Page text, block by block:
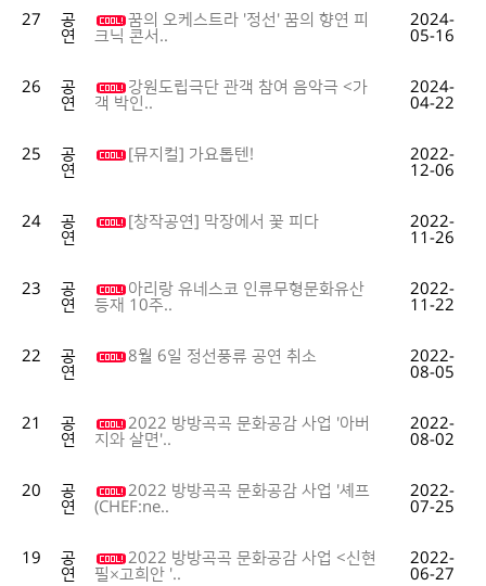
27
공
연
꿈의 오케스트라 '정선' 꿈의 향연 피
크닉 콘서..
2024-
05-16
26
공
연
강원도립극단 관객 참여 음악극 <가
객 박인..
2024-
04-22
25
공
연
[뮤지컬] 가요톱텐!
2022-
12-06
24
공
연
[창작공연] 막장에서 꽃 피다
2022-
11-26
23
공
연
아리랑 유네스코 인류무형문화유산
등재 10주..
2022-
11-22
22
공
연
8월 6일 정선풍류 공연 취소
2022-
08-05
21
공
연
2022 방방곡곡 문화공감 사업 '아버
지와 살면'..
2022-
08-02
20
공
연
2022 방방곡곡 문화공감 사업 '셰프
(CHEF:ne..
2022-
07-25
19
공
연
2022 방방곡곡 문화공감 사업 <신현
필×고희안 '..
2022-
06-27